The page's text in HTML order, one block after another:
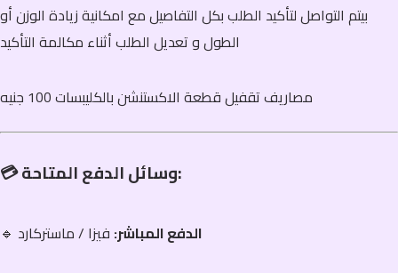
بيتم التواصل لتأكيد الطلب بكل التفاصيل مع امكانية زيادة الوزن أو
مصاريف تقفيل قطعة الاكستنشن بالكليبسات 100 جنيه
💳 وسائل الدفع المتاحة:
🔹 الدفع المباشر: فيزا / ماستركارد